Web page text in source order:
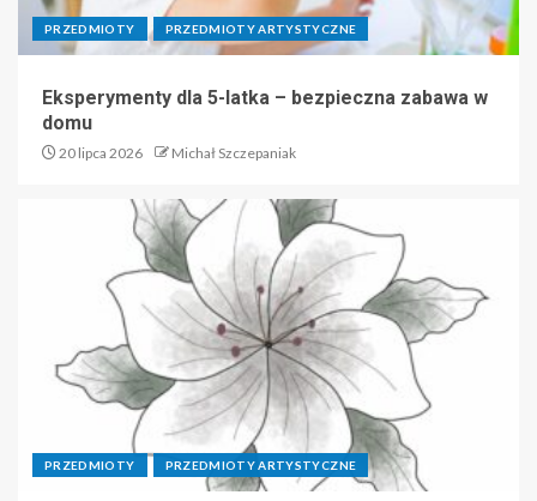
PRZEDMIOTY PRZEDMIOTY ARTYSTYCZNE
Eksperymenty dla 5-latka – bezpieczna zabawa w
domu
20 lipca 2026 Michał Szczepaniak
PRZEDMIOTY PRZEDMIOTY ARTYSTYCZNE